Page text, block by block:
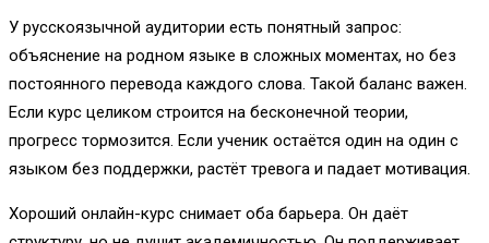
У русскоязычной аудитории есть понятный запрос:
объяснение на родном языке в сложных моментах, но без
постоянного перевода каждого слова. Такой баланс важен.
Если курс целиком строится на бесконечной теории,
прогресс тормозится. Если ученик остаётся один на один с
языком без поддержки, растёт тревога и падает мотивация.
Хороший онлайн-курс снимает оба барьера. Он даёт